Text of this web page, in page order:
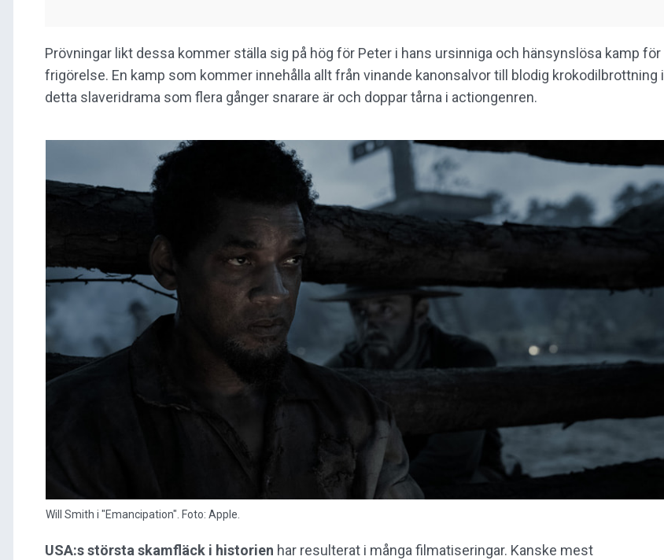
Prövningar likt dessa kommer ställa sig på hög för Peter i hans ursinniga och hänsynslösa kamp för
frigörelse. En kamp som kommer innehålla allt från vinande kanonsalvor till blodig krokodilbrottning i
detta slaveridrama som flera gånger snarare är och doppar tårna i actiongenren.
Will Smith i "Emancipation". Foto: Apple.
USA:s största skamfläck i historien har resulterat i många filmatiseringar. Kanske mest